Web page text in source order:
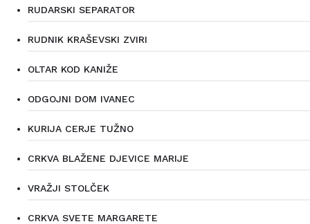
RUDARSKI SEPARATOR
RUDNIK KRAŠEVSKI ZVIRI
OLTAR KOD KANIŽE
ODGOJNI DOM IVANEC
KURIJA CERJE TUŽNO
CRKVA BLAŽENE DJEVICE MARIJE
VRAŽJI STOLČEK
CRKVA SVETE MARGARETE